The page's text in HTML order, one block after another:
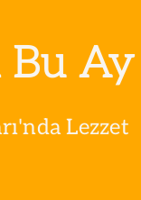
Bu Ay
Lezzet